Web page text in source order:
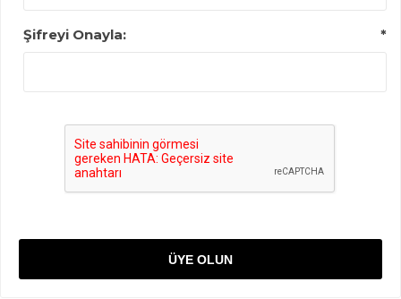
Şifreyi Onayla: *